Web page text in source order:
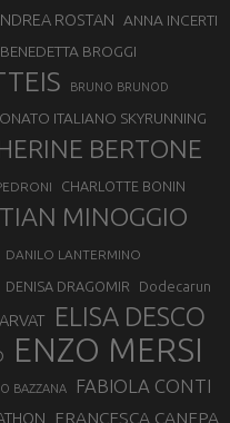
ROSTAN ANNA INCERTI
BENEDETTA BROGGI
BRUNO BRUNOD
ITALIANO SKYRUNNING
BERTONE
CHARLOTTE BONIN
MINOGGIO
DANILO LANTERMINO
DENISA DRAGOMIR Dodecarun
ELISA DESCO
ENZO MERSI
BAZZANA FABIOLA CONTI
FRANCESCA CANEPA